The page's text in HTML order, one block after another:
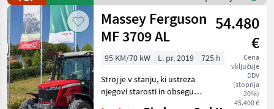
und geprüft we
Steyr
Massey Ferguson
MF 3709 AL
54.480
€
Cena
vključuje
DDV
(stopnja
20%)
45.400 €
95 KM/70 kW L. pr. 2019
725 h
Stroj je v stanju, ki ustreza
njegovi starosti in obsegu